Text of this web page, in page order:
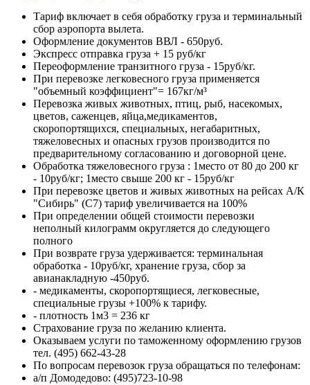
Тариф включает в себя обработку груза и терминальный
сбор аэропорта вылета.
Оформление документов ВВЛ - 650руб.
Экспресс отправка груза + 15 руб/кг
Переоформление транзитного груза - 15руб/кг.
При перевозке легковесного груза применяется
"объемный коэффициент"= 167кг/м³
Перевозка живых животных, птиц, рыб, насекомых,
цветов, саженцев, яйца,медикаментов,
скоропортящихся, специальных, негабаритных,
тяжеловесных и опасных грузов производится по
предварительному согласованию и договорной цене.
Обработка тяжеловесного груза : 1место от 80 до 200 кг
- 10руб/кг; 1место свыше 200 кг - 15руб/кг
При перевозке цветов и живых животных на рейсах А/К
"Сибирь" (С7) тариф увеличивается на 100%
При определении общей стоимости перевозки
неполный килограмм округляется до следующего
полного
При возврате груза удерживается: терминальная
обработка - 10руб/кг, хранение груза, сбор за
авианакладную -450руб.
- медикаменты, скоропортящиеся, легковесные,
специальные грузы +100% к тарифу.
- плотность 1м3 = 236 кг
Страхование груза по желанию клиента.
Оказываем услуги по таможенному оформлению грузов
тел. (495) 662-43-28
По вопросам перевозок груза обращаться по телефонам:
а/п Домодедово: (495)723-10-98